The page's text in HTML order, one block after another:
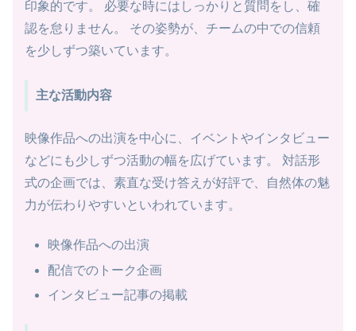
印象的です。 必要な時にはしっかりと質問をし、確
認を怠りません。 その姿勢が、チームの中での信頼
を少しずつ築いています。
主な活動内容
映像作品への出演を中心に、イベントやインタビュー
などにも少しずつ活動の幅を広げています。 対話形
式の企画では、素直な受け答えが好評で、自然体の魅
力が伝わりやすいといわれています。
映像作品への出演
配信でのトーク企画
インタビュー記事の掲載